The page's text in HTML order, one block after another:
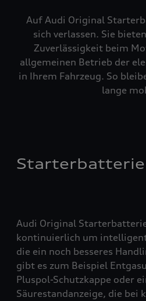
Auf Audi Original
sich verlassen. Sie
Zuverlässigkeit beim
allgemeinen Betrieb der
in Ihrem Fahrzeug. So
lange
Audi Original
kontinuierlich um
die ein noch besseres
gibt es zum Beispiel
Pluspol-Schutzkappe oder
Säurestandanzeige, die bei